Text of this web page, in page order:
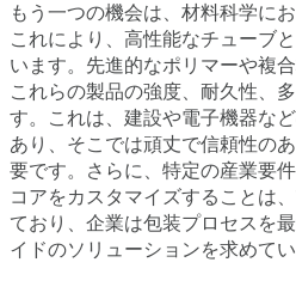
もう一つの機会は、材料科学に
これにより、高性能なチューブ
います。先進的なポリマーや複
これらの製品の強度、耐久性、
す。これは、建設や電子機器な
あり、そこでは頑丈で信頼性の
要です。さらに、特定の産業要
コアをカスタマイズすることは
ており、企業は包装プロセスを
イドのソリューションを求めてい